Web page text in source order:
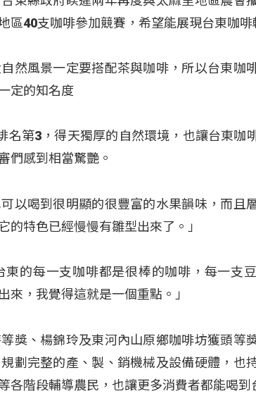
區40支咖啡參加競賽，希望能展現台東咖啡
然風景一定要搭配茶與咖啡，所以台東咖
定的知名度
名第3，得天獨厚的自然環境，也讓台東咖
們感到相當驚艷。
以喝到很明顯的很豐富的水果韻味，而且
的特色已經慢慢有雛型出來了。」
的每一支咖啡都是很棒的咖啡，每一支
來，我覺得這就是一個重點。」
獎、楊錦玲及東河內山原鄉咖啡坊獲頭等
劃完整的產、製、銷機械及設備硬體，也
各階段輔導農民，也讓更多消費者都能喝到